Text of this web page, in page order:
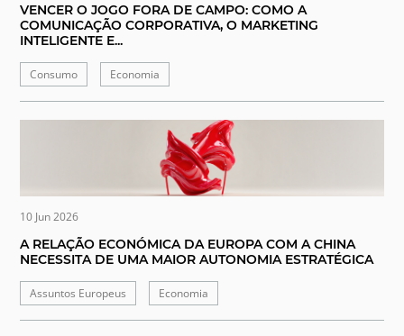
VENCER O JOGO FORA DE CAMPO: COMO A
COMUNICAÇÃO CORPORATIVA, O MARKETING
INTELIGENTE E...
Consumo Economia
10 Jun 2026
A RELAÇÃO ECONÓMICA DA EUROPA COM A CHINA
NECESSITA DE UMA MAIOR AUTONOMIA ESTRATÉGICA
Assuntos Europeus Economia